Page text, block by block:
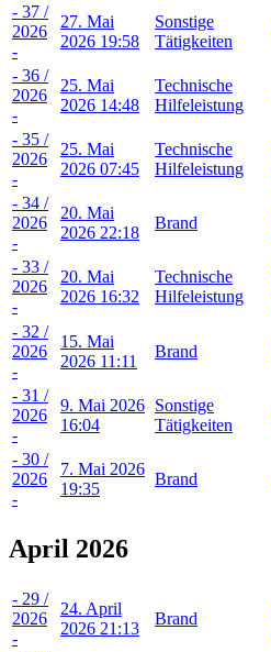
- 37 /
2026
-
27. Mai
2026 19:58
Sonstige
Tätigkeiten
- 36 /
2026
-
25. Mai
2026 14:48
Technische
Hilfeleistung
- 35 /
2026
-
25. Mai
2026 07:45
Technische
Hilfeleistung
- 34 /
2026
-
20. Mai
2026 22:18
Brand
- 33 /
2026
-
20. Mai
2026 16:32
Technische
Hilfeleistung
- 32 /
2026
-
15. Mai
2026 11:11
Brand
- 31 /
2026
-
9. Mai 2026
16:04
Sonstige
Tätigkeiten
- 30 /
2026
-
7. Mai 2026
19:35
Brand
April 2026
- 29 /
2026
-
24. April
2026 21:13
Brand